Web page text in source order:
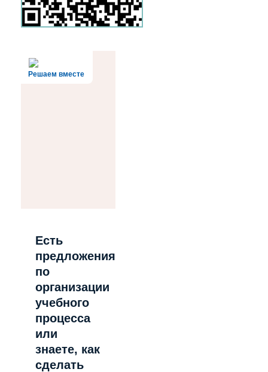
Решаем вместе
Есть
предложения
по
организации
учебного
процесса
или
знаете, как
сделать